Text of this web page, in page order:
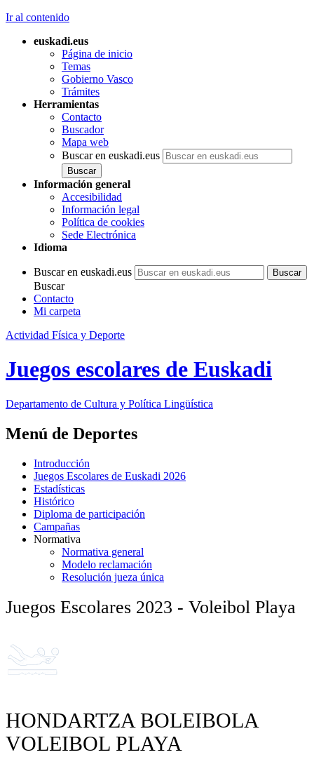
Ir al contenido
euskadi.eus
Página de inicio
Temas
Gobierno Vasco
Trámites
Herramientas
Contacto
Buscador
Mapa web
Buscar en euskadi.eus
Información general
Accesibilidad
Información legal
Política de cookies
Sede Electrónica
Idioma
Buscar en euskadi.eus
Buscar
Contacto
Mi carpeta
Actividad Física y Deporte
Juegos escolares de Euskadi
Departamento de Cultura y Política Lingüística
Menú de Deportes
Introducción
Juegos Escolares de Euskadi 2026
Estadísticas
Histórico
Diploma de participación
Campañas
Normativa
Normativa general
Modelo reclamación
Resolución jueza única
Juegos Escolares 2023 - Voleibol Playa
HONDARTZA BOLEIBOLA
VOLEIBOL PLAYA